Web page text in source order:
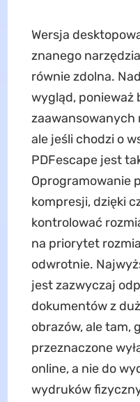
Wersja
znanego
równie zdolna.
wygląd, ponieważ
zaawansowanych
ale jeśli chodzi o
PDFescape jest
Oprogramowanie
kompresji, dzięki
kontrolować
na priorytet
odwrotnie.
jest zazwyczaj
dokumentów z
obrazów, ale tam,
przeznaczone
online, a nie do
wydruków